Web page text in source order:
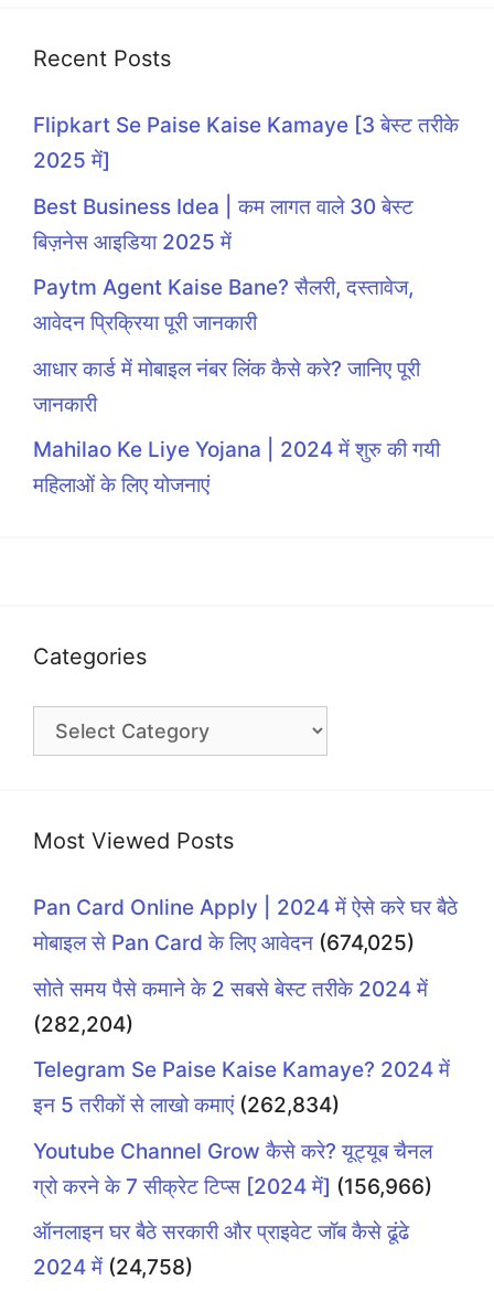
Recent Posts
Flipkart Se Paise Kaise Kamaye [3 बेस्ट तरीके
2025 में]
Best Business Idea | कम लागत वाले 30 बेस्ट
बिज़नेस आइडिया 2025 में
Paytm Agent Kaise Bane? सैलरी, दस्तावेज,
आवेदन प्रिक्रिया पूरी जानकारी
आधार कार्ड में मोबाइल नंबर लिंक कैसे करे? जानिए पूरी
जानकारी
Mahilao Ke Liye Yojana | 2024 में शुरु की गयी
महिलाओं के लिए योजनाएं
Categories
Categories
Most Viewed Posts
Pan Card Online Apply | 2024 में ऐसे करे घर बैठे
मोबाइल से Pan Card के लिए आवेदन (674,025)
सोते समय पैसे कमाने के 2 सबसे बेस्ट तरीके 2024 में
(282,204)
Telegram Se Paise Kaise Kamaye? 2024 में
इन 5 तरीकों से लाखो कमाएं (262,834)
Youtube Channel Grow कैसे करे? यूट्यूब चैनल
ग्रो करने के 7 सीक्रेट टिप्स [2024 में] (156,966)
ऑनलाइन घर बैठे सरकारी और प्राइवेट जॉब कैसे ढूंढे
2024 में (24,758)